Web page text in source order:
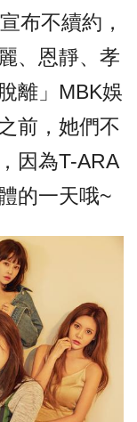
布不續約，
、恩靜、孝
離」MBK娛
前，她們不
因為T-ARA
的一天哦~